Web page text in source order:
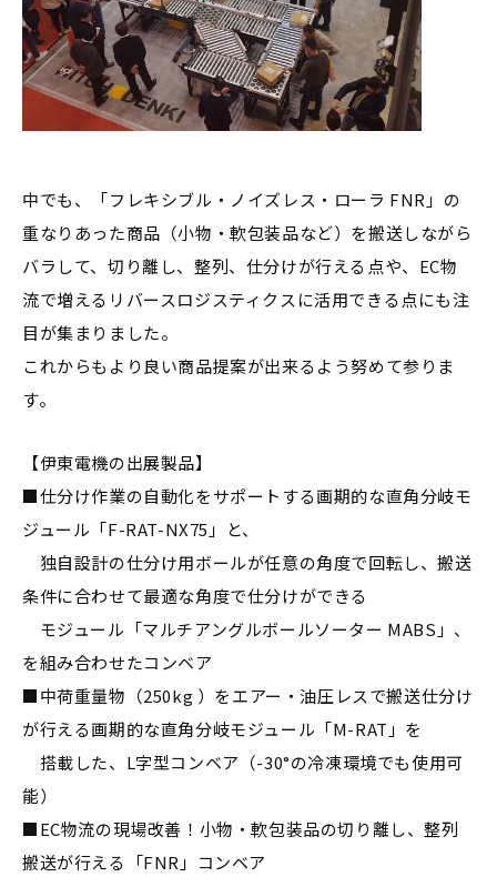
中でも、「フレキシブル・ノイズレス・ローラ FNR」の
重なりあった商品（小物・軟包装品など）を搬送しながら
バラして、切り離し、整列、仕分けが行える点や、EC物
流で増えるリバースロジスティクスに活用できる点にも注
目が集まりました。
これからもより良い商品提案が出来るよう努めて参りま
す。
【伊東電機の出展製品】
■仕分け作業の自動化をサポートする画期的な直角分岐モ
ジュール「F-RAT-NX75」と、
独自設計の仕分け用ボールが任意の角度で回転し、搬送
条件に合わせて最適な角度で仕分けができる
モジュール「マルチアングルボールソーター MABS」、
を組み合わせたコンベア
■中荷重量物（250kg ）をエアー・油圧レスで搬送仕分け
が行える画期的な直角分岐モジュール「M-RAT」を
搭載した、L字型コンベア（-30°の冷凍環境でも使用可
能）
■EC物流の現場改善！小物・軟包装品の切り離し、整列
搬送が行える「FNR」コンベア